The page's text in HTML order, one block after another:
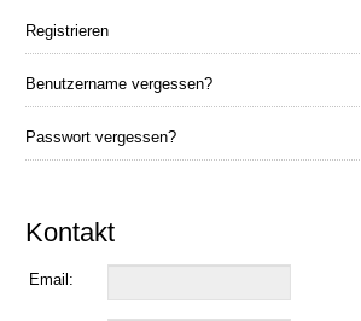
Registrieren
Benutzername vergessen?
Passwort vergessen?
Kontakt
Email: